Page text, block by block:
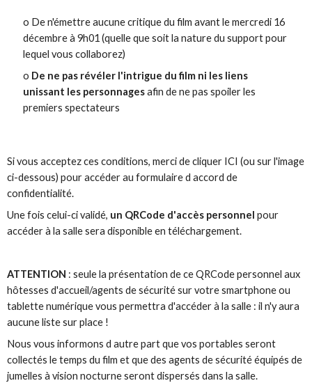
o De n'émettre aucune critique du film avant le mercredi 16
décembre à 9h01 (quelle que soit la nature du support pour
lequel vous collaborez)
o De ne pas révéler l'intrigue du film ni les liens
unissant les personnagesafin de ne pas spoiler les
premiers spectateurs
Si vous acceptez ces conditions, merci de cliquer ICI (ou sur l'image
ci-dessous) pour accéder au formulaire d accord de
confidentialité.
Une fois celui-ci validé, un QRCode d'accès personnel pour
accéder à la salle sera disponible en téléchargement.
ATTENTION : seule la présentation de ce QRCode personnel aux
hôtesses d'accueil/agents de sécurité sur votre smartphone ou
tablette numérique vous permettra d'accéder à la salle : il n'y aura
aucune liste sur place !
Nous vous informons d autre part que vos portables seront
collectés le temps du film et que des agents de sécurité équipés de
jumelles à vision nocturne seront dispersés dans la salle.